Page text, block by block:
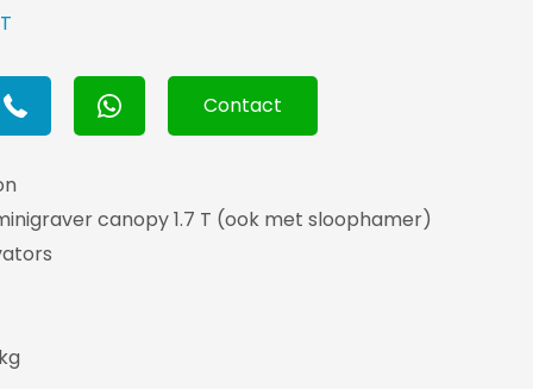
Contact
canopy 1.7 T (ook met sloophamer)